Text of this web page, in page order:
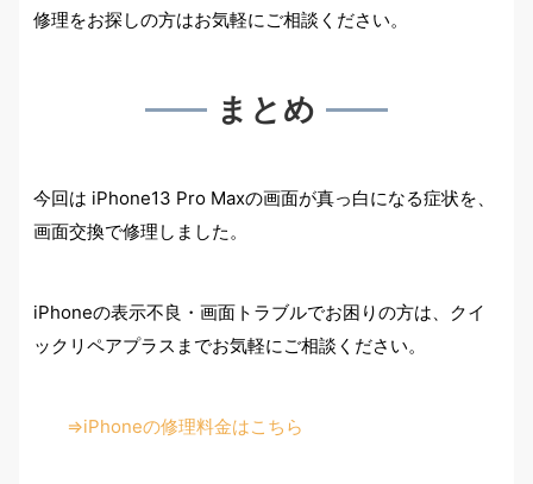
修理をお探しの方はお気軽にご相談ください。
まとめ
今回は iPhone13 Pro Maxの画面が真っ白になる症状を、
画面交換で修理しました。
iPhoneの表示不良・画面トラブルでお困りの方は、クイ
ックリペアプラスまでお気軽にご相談ください。
⇒iPhoneの修理料金はこちら